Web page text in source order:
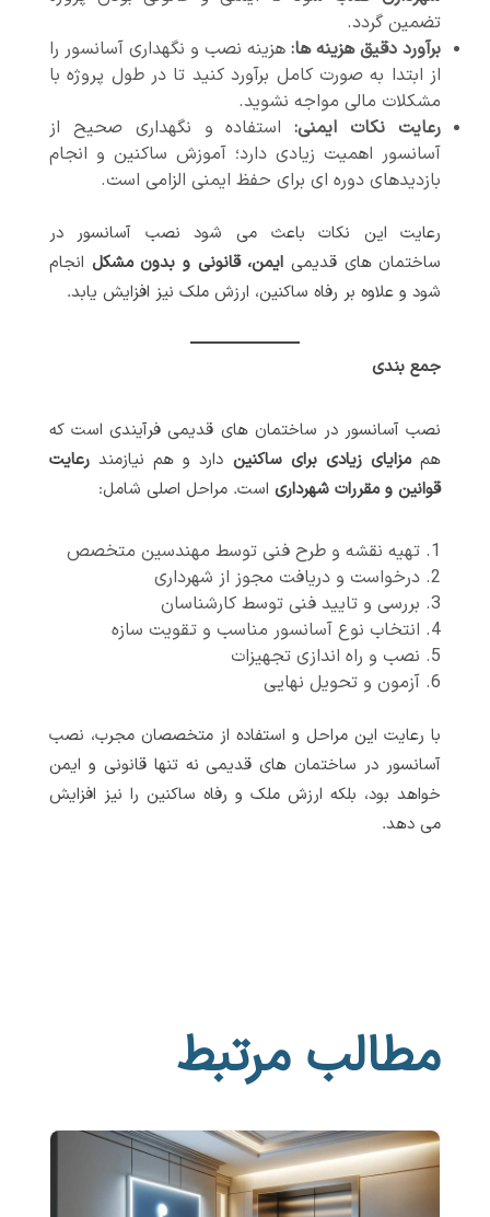
تضمین گردد.
برآورد دقیق هزینه ها:هزینه نصب و نگهداری آسانسور را
از ابتدا به صورت کامل برآورد کنید تا در طول پروژه با
مشکلات مالی مواجه نشوید.
رعایت نکات ایمنی:استفاده و نگهداری صحیح از
آسانسور اهمیت زیادی دارد؛ آموزش ساکنین و انجام
بازدیدهای دوره ای برای حفظ ایمنی الزامی است.
رعایت این نکات باعث می شود نصب آسانسور در
ساختمان های قدیمی ایمن، قانونی و بدون مشکل انجام
شود و علاوه بر رفاه ساکنین، ارزش ملک نیز افزایش یابد.
جمع بندی
نصب آسانسور در ساختمان های قدیمی فرآیندی است که
هممزایای زیادی برای ساکنین دارد و هم نیازمندرعایت
قوانین و مقررات شهرداریاست. مراحل اصلی شامل:
تهیه نقشه و طرح فنی توسط مهندسین متخصص
درخواست و دریافت مجوز از شهرداری
بررسی و تایید فنی توسط کارشناسان
انتخاب نوع آسانسور مناسب و تقویت سازه
نصب و راه اندازی تجهیزات
آزمون و تحویل نهایی
با رعایت این مراحل و استفاده از متخصصان مجرب، نصب
آسانسور در ساختمان های قدیمی نه تنها قانونی و ایمن
خواهد بود، بلکه ارزش ملک و رفاه ساکنین را نیز افزایش
می دهد.
مطالب مرتبط